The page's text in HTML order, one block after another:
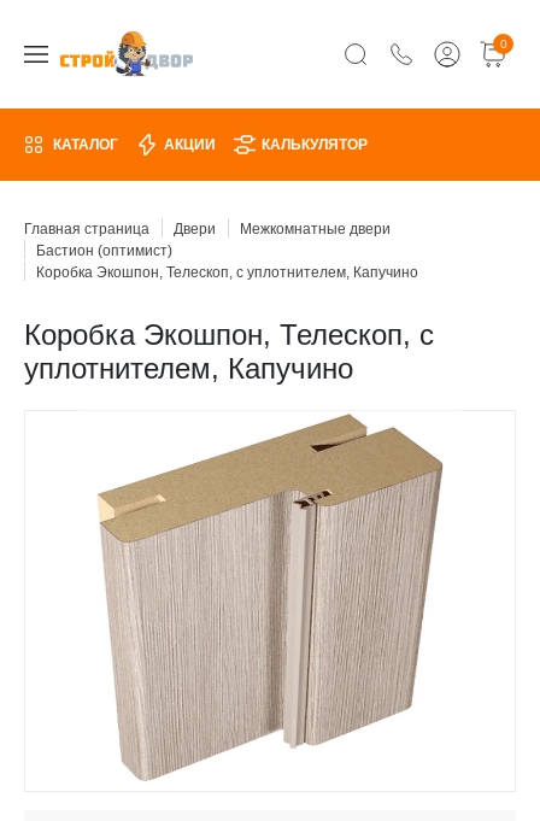
0
КАТАЛОГ АКЦИИ КАЛЬКУЛЯТОР
Главная страница Двери
Межкомнатные двери
Бастион (оптимист)
Коробка Экошпон, Телескоп, с уплотнителем, Капучино
Коробка Экошпон, Телескоп, с
уплотнителем, Капучино